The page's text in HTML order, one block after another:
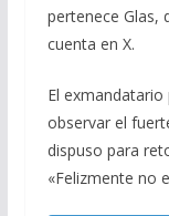
pertenece Glas,
cuenta en X.
El
observar el
dispuso para
«Felizmente no